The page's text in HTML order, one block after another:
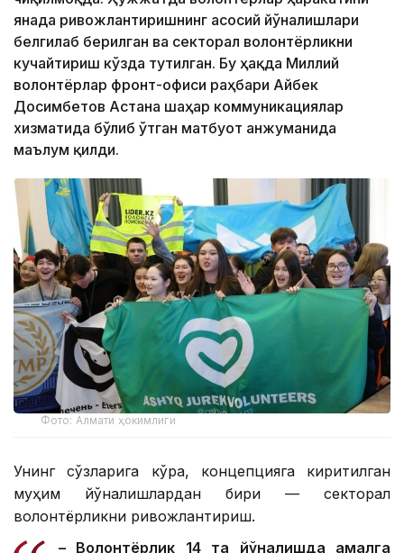
янада ривожлантиришнинг асосий йўналишлари
белгилаб берилган ва секторал волонтёрликни
кучайтириш кўзда тутилган. Бу ҳақда Миллий
волонтёрлар фронт-офиси раҳбари Айбек
Досимбетов Астана шаҳар коммуникациялар
хизматида бўлиб ўтган матбуот анжуманида
маълум қилди.
Фото: Алмати ҳокимлиги
Унинг сўзларига кўра, концепцияга киритилган
муҳим йўналишлардан бири — секторал
волонтёрликни ривожлантириш.
– Волонтёрлик 14 та йўналишда амалга